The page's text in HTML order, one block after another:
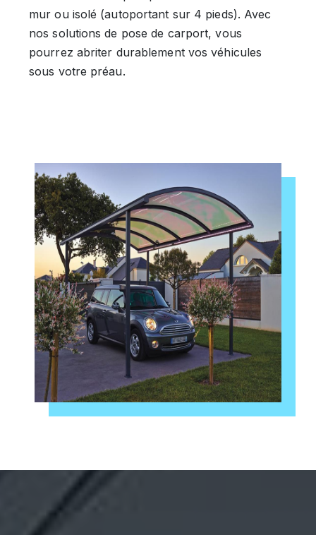
mur ou isolé (autoportant sur 4 pieds). Avec
nos solutions de pose de carport, vous
pourrez abriter durablement vos véhicules
sous votre préau.